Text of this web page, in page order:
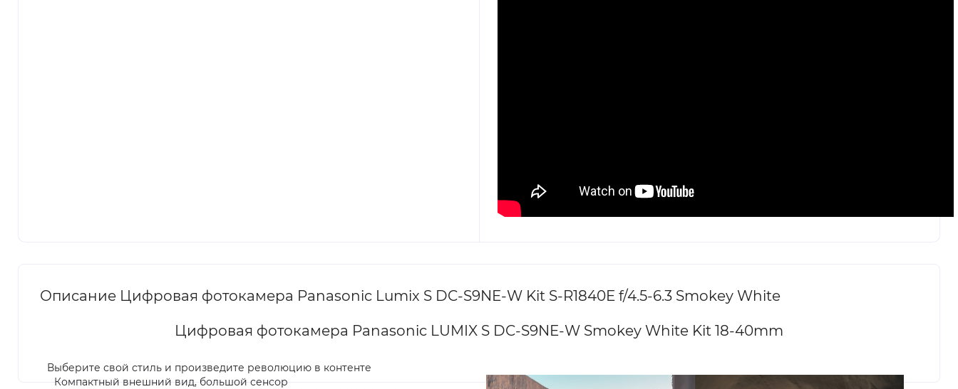
Описание Цифровая фотокамера Panasonic Lumix S DC-S9NE-W Kit S-R1840E f/4.5-6.3 Smokey White
Цифровая фотокамера Panasonic LUMIX S DC-S9NE-W Smokey White Kit 18-40mm
Выберите свой стиль и произведите революцию в контенте
Компактный внешний вид, большой сенсор